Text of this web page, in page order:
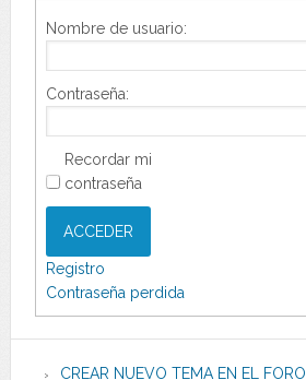
Nombre de usuario:
Contraseña:
Recordar mi
contraseña
ACCEDER
Registro
Contraseña perdida
CREAR NUEVO TEMA EN EL FORO